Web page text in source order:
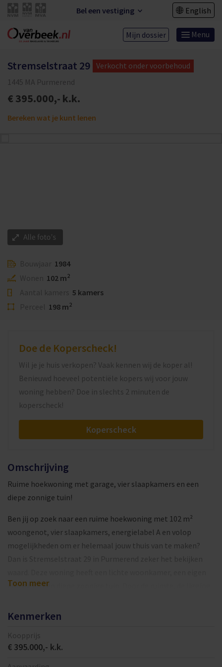
Bel een vestiging English
Mijn dossier Menu
Stremselstraat 29 Verkocht onder voorbehoud
1445 MA Purmerend
€ 395.000,- k.k.
Bereken wat je kunt lenen
1984
102 m2
5 kamers
198 m2
Doe de Koperscheck!
Wil je je huis verkopen? Vaak kennen wij de koper al!
Benieuwd hoeveel potentiële kopers wij voor jouw
woning hebben? Doe in slechts 2 minuten de
koperscheck!
Koperscheck
Omschrijving
Ruime hoekwoning met garage, vier slaapkamers en een
diepe zonnige tuin!
Ben jij op zoek naar een ruime hoekwoning met 102 m²
woongenot, vier slaapkamers, energielabel A en volop
mogelijkheden om er helemaal jouw thuis van te maken?
garage en een diepe zonnige tuin. Door de ruimte, de ligging
gezinnen, thuiswerkers of kopers die graag hun eigen
De woning ligt in Purmer Noord, een rustige en
Toon meer
Kenmerken
Koopprijs
€ 395.000,- k.k.